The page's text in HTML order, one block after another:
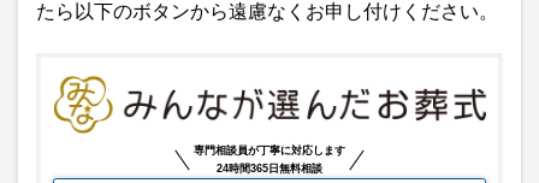
たら以下のボタンから遠慮なくお申し付けください。
専門相談員が丁寧に対応します
24時間365日無料相談